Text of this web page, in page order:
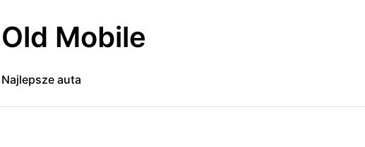
Old Mobile
Najlepsze auta